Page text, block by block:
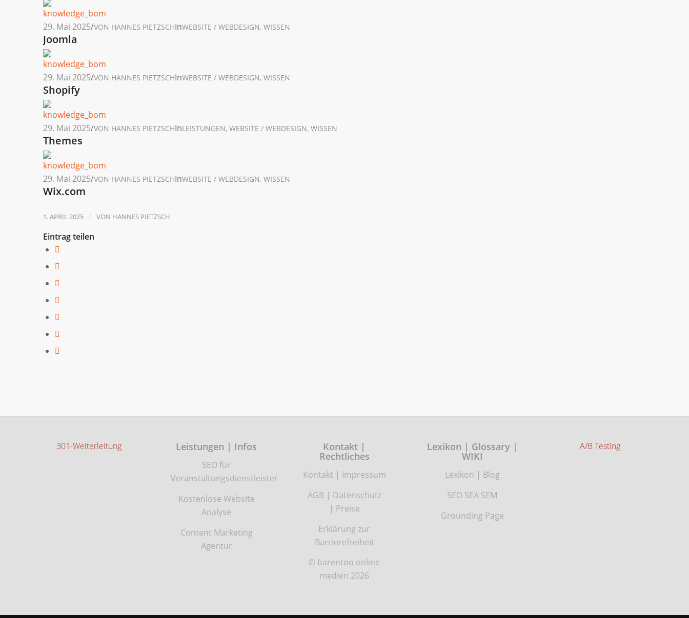
29. Mai 2025/VON HANNES PIETZSCHInWEBSITE / WEBDESIGN, WISSEN
Joomla
29. Mai 2025/VON HANNES PIETZSCHInWEBSITE / WEBDESIGN, WISSEN
Shopify
29. Mai 2025/VON HANNES PIETZSCHInLEISTUNGEN, WEBSITE / WEBDESIGN, WISSEN
Themes
29. Mai 2025/VON HANNES PIETZSCHInWEBSITE / WEBDESIGN, WISSEN
Wix.com
1. APRIL 2025 / VON HANNES PIETZSCH
Eintrag teilen
301-Weiterleitung Leistungen | Infos
SEO für
Veranstaltungsdienstleister
Kostenlose Website
Analyse
Content Marketing
Agentur
Kontakt |
Rechtliches
Kontakt | Impressum
AGB| Datenschutz
| Preise
Erklärung zur
Barrierefreiheit
© barentoo online
medien 2026
Lexikon | Glossary |
WIKI
Lexikon | Blog
SEO SEA SEM
Grounding Page
A/B Testing